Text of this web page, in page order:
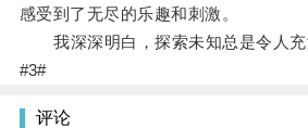
感受到了无尽的乐趣和刺激。
我深深明白，探索未知总是令人充
#3#
评论